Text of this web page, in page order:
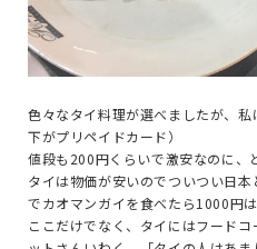
色々なタイ料理が選べましたが、
下がプリペイドカード）
値段も200円くらいで激安なのに、
タイは物価が安いのでついつい日
でカオマンガイを食べたら1000円
ここだけでなく、タイにはフード